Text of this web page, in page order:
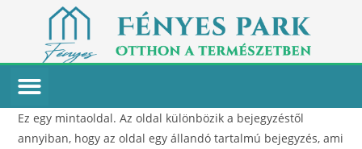
Ez egy mintaoldal. Az oldal különbözik a bejegyzéstől
annyiban, hogy az oldal egy állandó tartalmú bejegyzés, ami